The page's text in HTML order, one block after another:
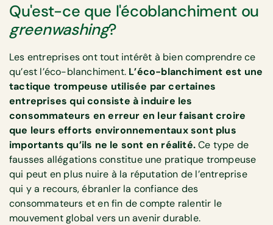
Qu'est-ce que l'écoblanchiment ou
greenwashing?
Les entreprises ont tout intérêt à bien comprendre ce
qu’est l’éco-blanchiment. L’éco-blanchiment est une
tactique trompeuse utilisée par certaines
entreprises qui consiste à induire les
consommateurs en erreur en leur faisant croire
que leurs efforts environnementaux sont plus
importants qu’ils ne le sont en réalité.Ce type de
fausses allégations constitue une pratique trompeuse
qui peut en plus nuire à la réputation de l’entreprise
qui y a recours, ébranler la confiance des
consommateurs et en fin de compte ralentir le
mouvement global vers un avenir durable.